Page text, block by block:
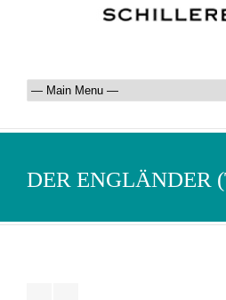
DER ENGLÄNDER